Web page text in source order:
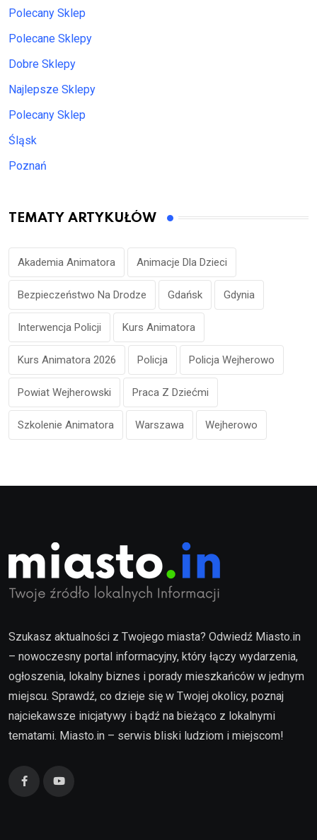
Polecany Sklep
Polecane Sklepy
Dobre Sklepy
Najlepsze Sklepy
Polecany Sklep
Śląsk
Poznań
TEMATY ARTYKUŁÓW
Akademia Animatora Animacje Dla Dzieci
Bezpieczeństwo Na Drodze Gdańsk Gdynia
Interwencja Policji Kurs Animatora
Kurs Animatora 2026 Policja Policja Wejherowo
Powiat Wejherowski Praca Z Dziećmi
Szkolenie Animatora Warszawa Wejherowo
Szukasz aktualności z Twojego miasta? Odwiedź Miasto.in
– nowoczesny portal informacyjny, który łączy wydarzenia,
ogłoszenia, lokalny biznes i porady mieszkańców w jednym
miejscu. Sprawdź, co dzieje się w Twojej okolicy, poznaj
najciekawsze inicjatywy i bądź na bieżąco z lokalnymi
tematami. Miasto.in – serwis bliski ludziom i miejscom!